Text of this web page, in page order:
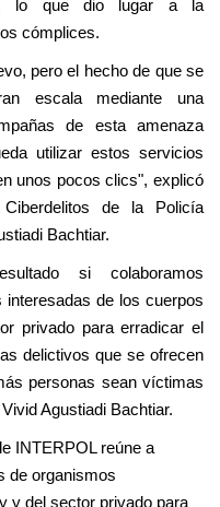
lo que dio lugar a la
cómplices.
pero el hecho de que se
escala mediante una
de esta amenaza
utilizar estos servicios
unos pocos clics", explicó
de la Policía
Bachtiar.
si colaboramos
de los cuerpos
privado para erradicar el
delictivos que se ofrecen
personas sean víctimas
Agustiadi Bachtiar.
INTERPOL reúne a
de organismos
y del sector privado para